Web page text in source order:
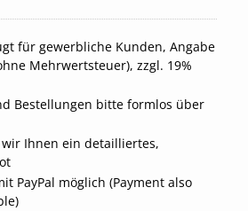
für gewerbliche Kunden, Angabe
Mehrwertsteuer), zzgl. 19%
Bestellungen bitte formlos über
Ihnen ein detailliertes,
PayPal möglich (Payment also